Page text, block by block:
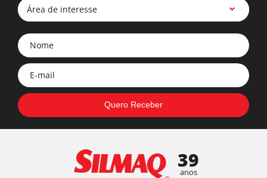
Área de interesse
39
anos